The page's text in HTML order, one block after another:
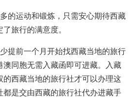
的运动和锻炼，只需安心期待西藏
旅行的满意度。
提前一个月开始找西藏当地的旅行
同胞无需入藏函即可进藏。入藏
的西藏当地的旅行社才可以办理这
是交由西藏的旅行社代办进藏手